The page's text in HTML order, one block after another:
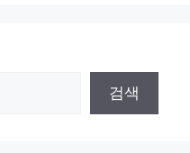
검색